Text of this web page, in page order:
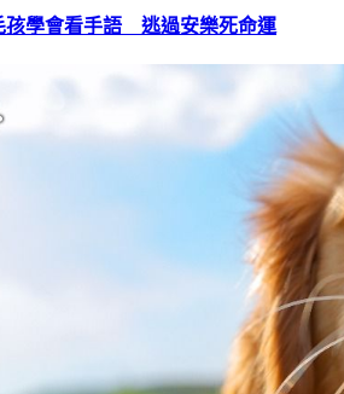
孩學會看手語 逃過安樂死命運